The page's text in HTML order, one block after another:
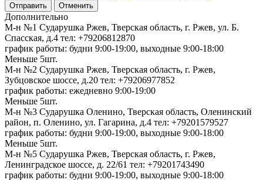
Отменить
Дополнительно
М-н №1 Сударушка Ржев, Тверская область, г. Ржев, ул. Б.
Спасская, д.4 тел: +79206812870
график работы: будни 9:00-19:00, выходные 9:00-18:00
Меньше 5шт.
М-н №2 Cударушка Ржев, Тверская область, г. Ржев,
Зубцовское шоссе, д.20 тел: +79206977852
график работы: ежедневно 9:00-19:00
Меньше 5шт.
М-н №3 Сударушка Оленино, Тверская область, Оленинский
район, п. Оленино, ул. Гагарина, д.4 тел: +79201579527
график работы: будни 9:00-19:00, выходные 9:00-18:00
Меньше 5шт.
М-н №5 Сударушка Ржев, Тверская область, г. Ржев,
Ленинградское шоссе, д. 22/61 тел: +79201743490
график работы: будни 9:00-19:00, выходные 9:00-18:00